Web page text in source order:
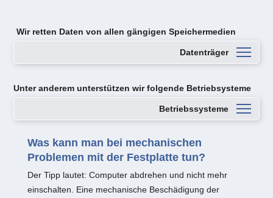
Wir retten Daten vonallen gängigen Speichermedien
Datenträger
Unter anderem unterstützen wir folgende Betriebsysteme
Betriebssysteme
Was kann man bei mechanischen
Problemen mit der Festplatte tun?
Der Tipp lautet: Computer abdrehen und nicht mehr
einschalten. Eine mechanische Beschädigung der